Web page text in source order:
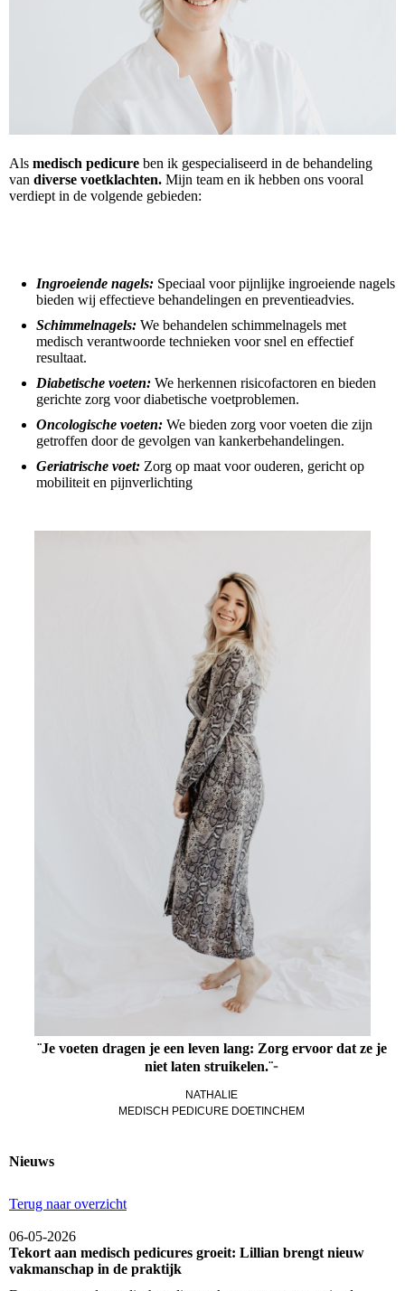
Als medisch pedicure ben ik gespecialiseerd in de behandeling
van diverse voetklachten. Mijn team en ik hebben ons vooral
verdiept in de volgende gebieden:
Ingroeiende nagels: Speciaal voor pijnlijke ingroeiende nagels
bieden wij effectieve behandelingen en preventieadvies.
Schimmelnagels: We behandelen schimmelnagels met
medisch verantwoorde technieken voor snel en effectief
resultaat.
Diabetische voeten: We herkennen risicofactoren en bieden
gerichte zorg voor diabetische voetproblemen.
Oncologische voeten: We bieden zorg voor voeten die zijn
getroffen door de gevolgen van kankerbehandelingen.
Geriatrische voet: Zorg op maat voor ouderen, gericht op
mobiliteit en pijnverlichting
¨Je voeten dragen je een leven lang: Zorg ervoor dat ze je
niet laten struikelen.¨-
NATHALIE
MEDISCH PEDICURE DOETINCHEM
Nieuws
Terug naar overzicht
06-05-2026
Tekort aan medisch pedicures groeit: Lillian brengt nieuw
vakmanschap in de praktijk